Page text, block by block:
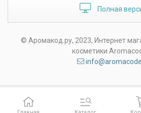
Полная
© Аромакод.ру, 2023, Интернет
косметики